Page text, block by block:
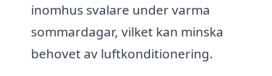
inomhus svalare under varma
sommardagar, vilket kan minska
behovet av luftkonditionering.